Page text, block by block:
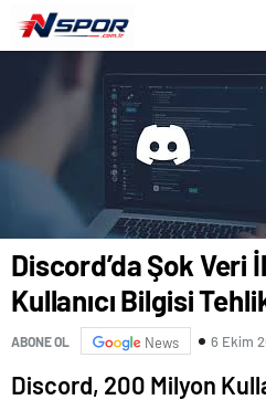
Discord’da Şok Veri
Kullanıcı Bilgisi
ABONE OL News 6 Ekim
Discord, 200 Milyon